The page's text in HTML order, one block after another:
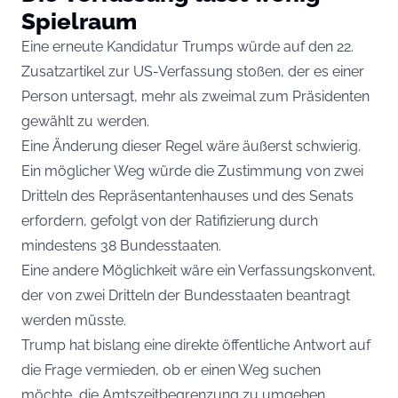
Spielraum
Eine erneute Kandidatur Trumps würde auf den 22.
Zusatzartikel zur US-Verfassung stoßen, der es einer
Person untersagt, mehr als zweimal zum Präsidenten
gewählt zu werden.
Eine Änderung dieser Regel wäre äußerst schwierig.
Ein möglicher Weg würde die Zustimmung von zwei
Dritteln des Repräsentantenhauses und des Senats
erfordern, gefolgt von der Ratifizierung durch
mindestens 38 Bundesstaaten.
Eine andere Möglichkeit wäre ein Verfassungskonvent,
der von zwei Dritteln der Bundesstaaten beantragt
werden müsste.
Trump hat bislang eine direkte öffentliche Antwort auf
die Frage vermieden, ob er einen Weg suchen